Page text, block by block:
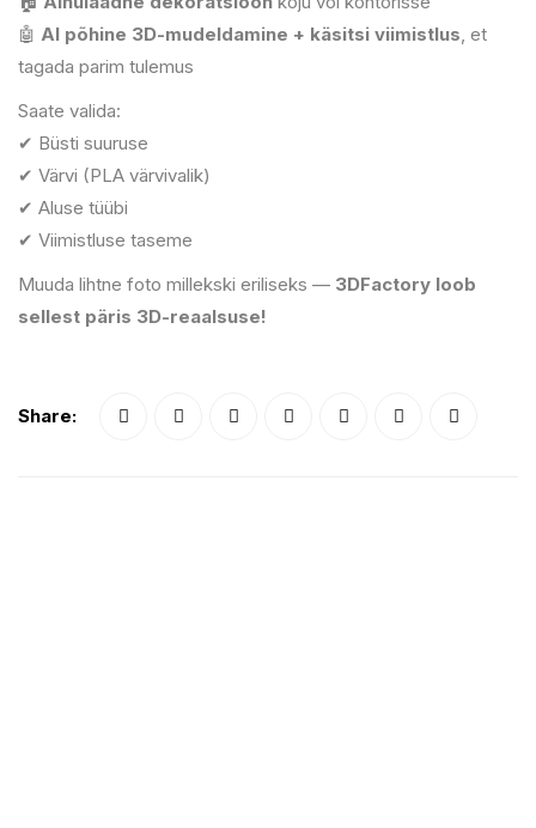
🤖 AI põhine 3D-mudeldamine + käsitsi viimistlus, et
tagada parim tulemus
Saate valida:
✔ Büsti suuruse
✔ Värvi (PLA värvivalik)
✔ Aluse tüübi
✔ Viimistluse taseme
Muuda lihtne foto millekski eriliseks — 3DFactory loob
sellest päris 3D-reaalsuse!
Share: